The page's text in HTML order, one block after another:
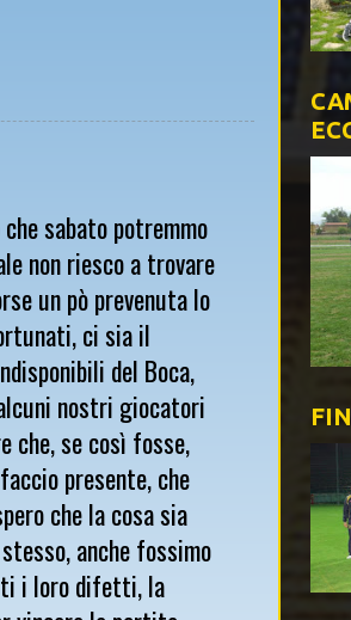
che sabato potremmo
non riesco a trovare
un pò prevenuta lo
ci sia il
del Boca,
nostri giocatori
che, se così fosse,
presente, che
che la cosa sia
anche fossimo
i loro difetti, la